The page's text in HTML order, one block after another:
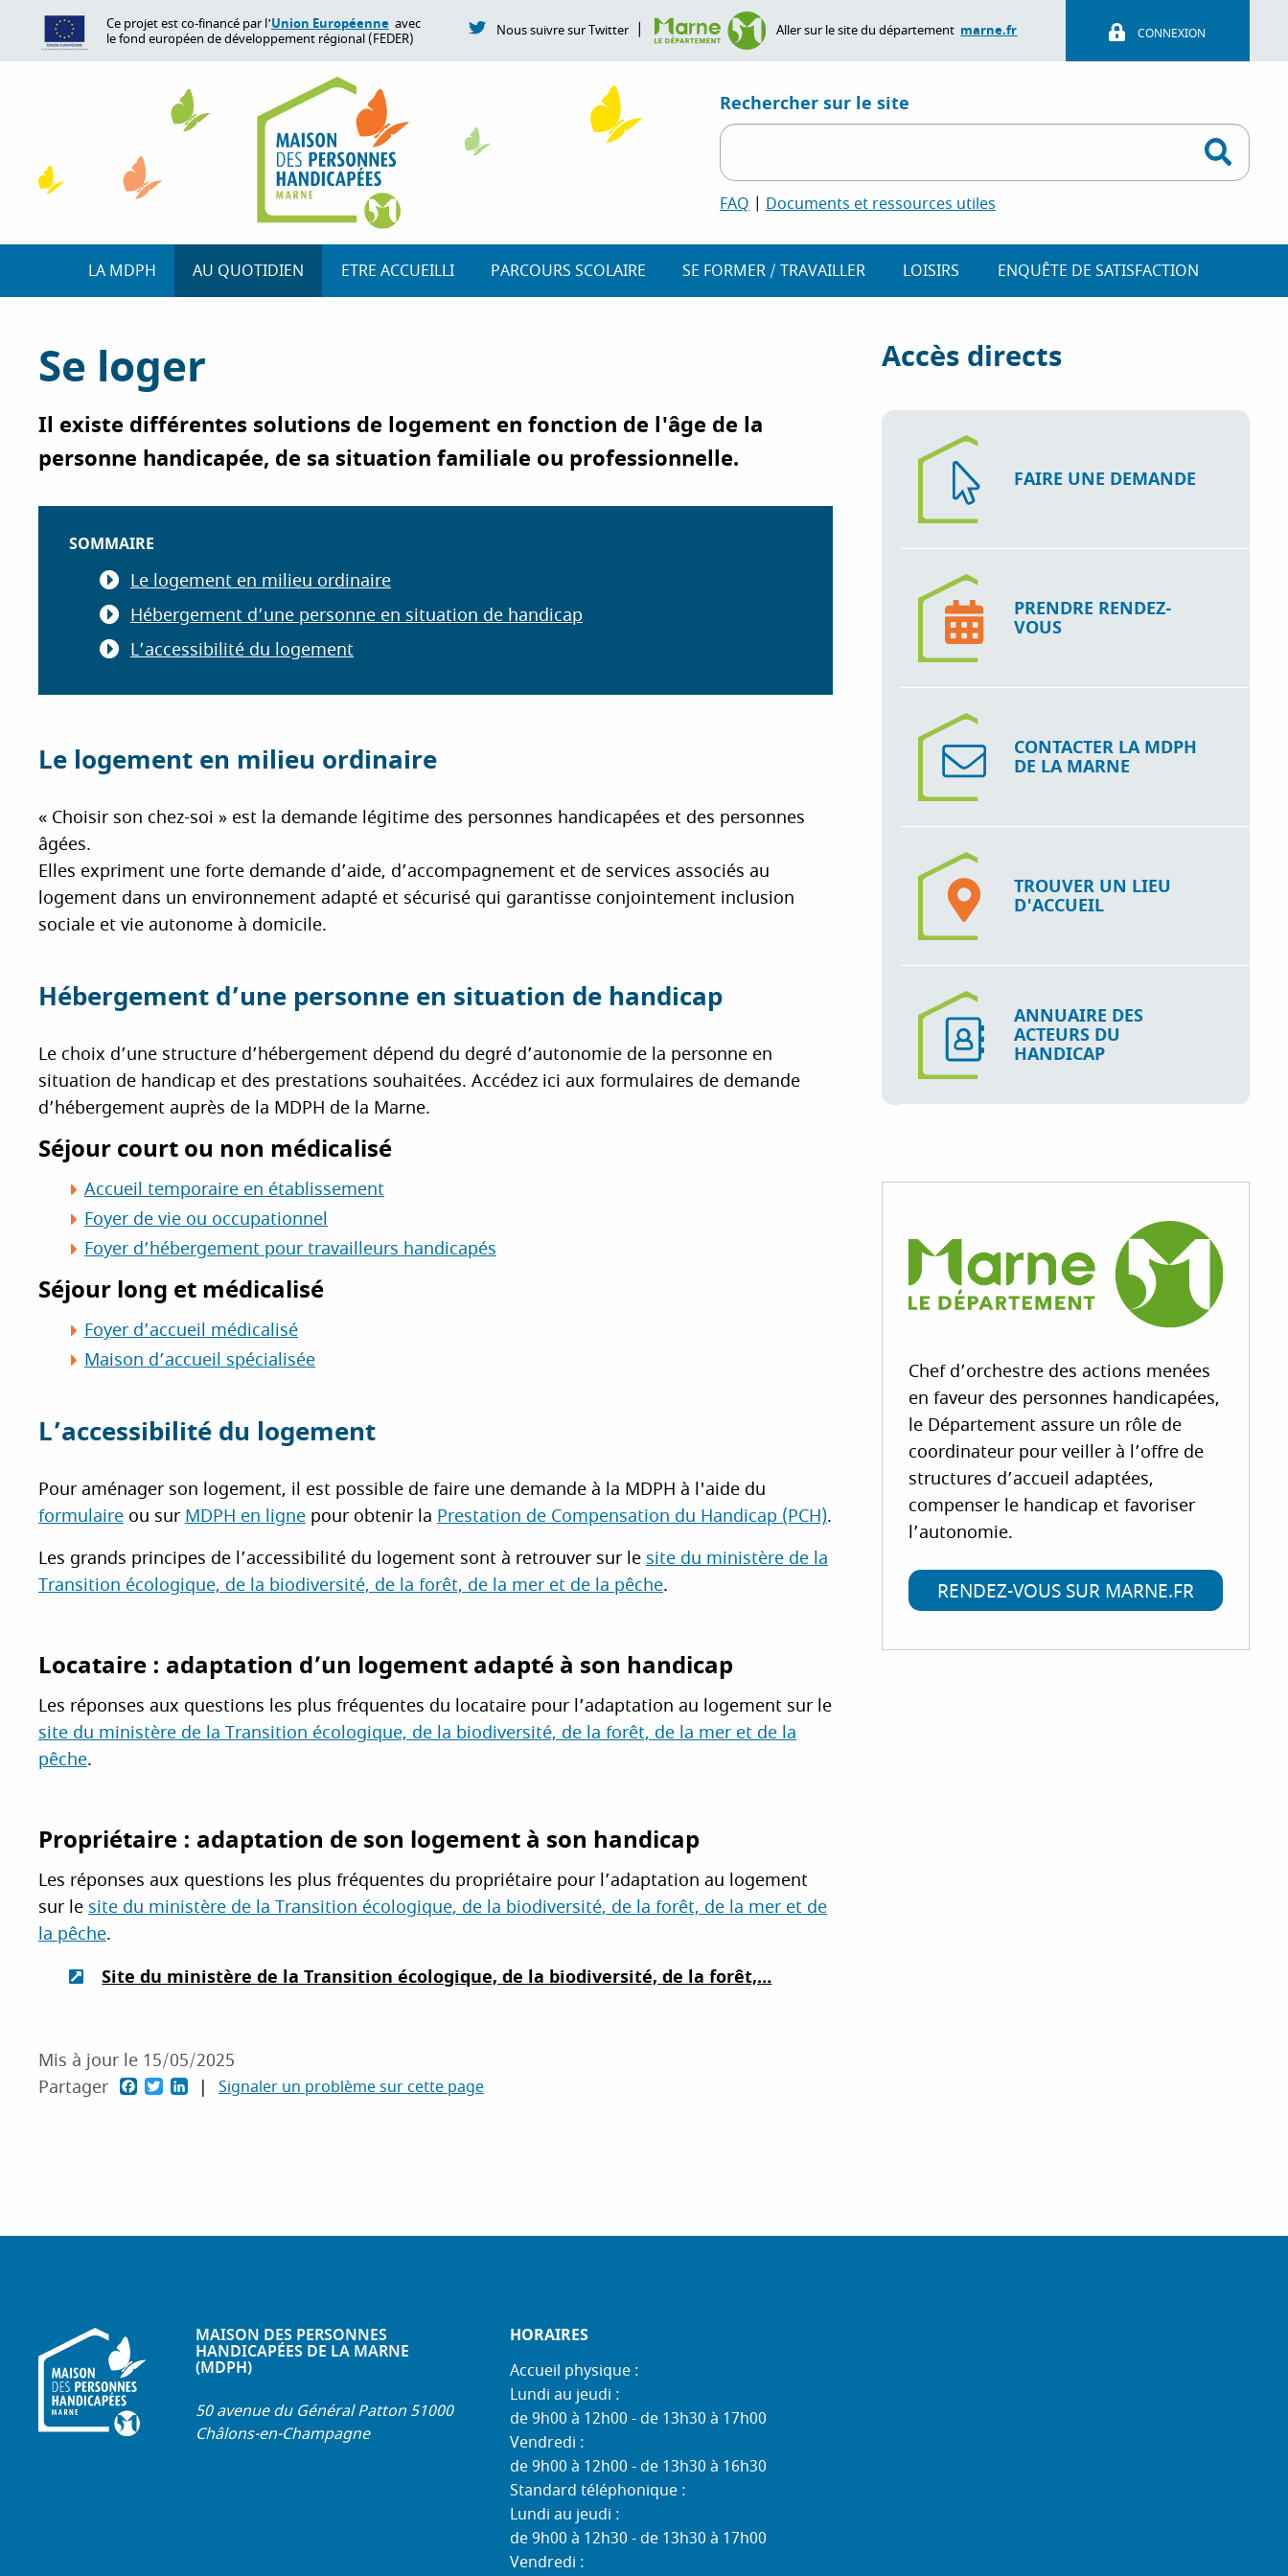
l
t
Ce projet est co-financé par l'Union Européenne avec
le fond européen de développement régional (FEDER)
Nous suivre sur Twitter | Aller sur le site du département marne.fr CONNEXION
Rechercher sur le site
FAQ Documents et ressources utiles
LA MDPH AU QUOTIDIEN ETRE ACCUEILLI PARCOURS SCOLAIRE SE FORMER / TRAVAILLER LOISIRS ENQUÊTE DE SATISFACTION
Se loger
Il existe différentes solutions de logement en fonction de l'âge de la
personne handicapée, de sa situation familiale ou professionnelle.
SOMMAIRE
Le logement en milieu ordinaire
Hébergement d’une personne en situation de handicap
L’accessibilité du logement
Le logement en milieu ordinaire
« Choisir son chez-soi » est la demande légitime des personnes handicapées et des personnes
âgées.
Elles expriment une forte demande d’aide, d’accompagnement et de services associés au
logement dans un environnement adapté et sécurisé qui garantisse conjointement inclusion
sociale et vie autonome à domicile.
Hébergement d’une personne en situation de handicap
Le choix d’une structure d’hébergement dépend du degré d’autonomie de la personne en
situation de handicap et des prestations souhaitées. Accédez ici aux formulaires de demande
d’hébergement auprès de la MDPH de la Marne.
Séjour court ou non médicalisé
Accueil temporaire en établissement
Foyer de vie ou occupationnel
Foyer d’hébergement pour travailleurs handicapés
Séjour long et médicalisé
Foyer d’accueil médicalisé
Maison d’accueil spécialisée
L’accessibilité du logement
Pour aménager son logement, il est possible de faire une demande à la MDPH à l'aide du
formulaire ou sur MDPH en ligne pour obtenir la Prestation de Compensation du Handicap (PCH).
Les grands principes de l’accessibilité du logement sont à retrouver sur le site du ministère de la
Transition écologique, de la biodiversité, de la forêt, de la mer et de la pêche.
Locataire : adaptation d’un logement adapté à son handicap
Les réponses aux questions les plus fréquentes du locataire pour l’adaptation au logement sur le
site du ministère de la Transition écologique, de la biodiversité, de la forêt, de la mer et de la
pêche.
Propriétaire : adaptation de son logement à son handicap
Les réponses aux questions les plus fréquentes du propriétaire pour l’adaptation au logement
sur le site du ministère de la Transition écologique, de la biodiversité, de la forêt, de la mer et de
la pêche.
Site du ministère de la Transition écologique, de la biodiversité, de la forêt,…
Mis à jour le 15/05/2025
Partager
F
o
T
e
L
d
Signaler un problème sur cette page
Accès directs
FAIRE UNE DEMANDE
PRENDRE RENDEZ-
VOUS
CONTACTER LA MDPH
DE LA MARNE
TROUVER UN LIEU
D'ACCUEIL
ANNUAIRE DES
ACTEURS DU
HANDICAP
Chef d’orchestre des actions menées
en faveur des personnes handicapées,
le Département assure un rôle de
coordinateur pour veiller à l’offre de
structures d’accueil adaptées,
compenser le handicap et favoriser
l’autonomie.
RENDEZ-VOUS SUR MARNE.FR
MAISON DES PERSONNES
HANDICAPÉES DE LA MARNE
(MDPH)
50 avenue du Général Patton 51000
Châlons-en-Champagne
HORAIRES
Accueil physique :
Lundi au jeudi :
de 9h00 à 12h00 - de 13h30 à 17h00
Vendredi :
de 9h00 à 12h00 - de 13h30 à 16h30
Standard téléphonique :
Lundi au jeudi :
de 9h00 à 12h30 - de 13h30 à 17h00
Vendredi :